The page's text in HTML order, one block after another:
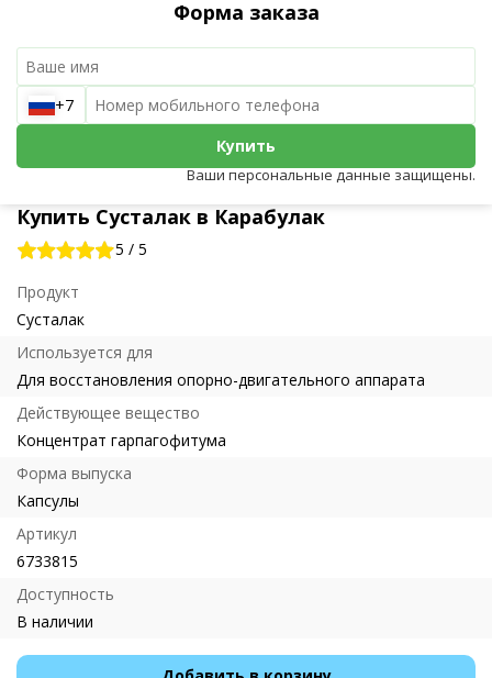
Купить Сусталак в Карабулак
5 / 5
Продукт
Сусталак
Используется для
Для восстановления опорно-двигательного аппарата
Действующее вещество
Концентрат гарпагофитума
Форма выпуска
Капсулы
Артикул
6733815
Доступность
В наличии
Форма заказа
+7
Купить
Ваши персональные данные защищены.